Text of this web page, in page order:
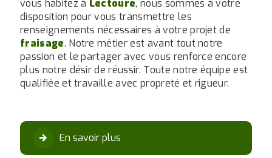
vous habitez à Lectoure, nous sommes à votre
disposition pour vous transmettre les
renseignements nécessaires à votre projet de
fraisage. Notre métier est avant tout notre
passion et le partager avec vous renforce encore
plus notre désir de réussir. Toute notre équipe est
qualifiée et travaille avec propreté et rigueur.
En savoir plus